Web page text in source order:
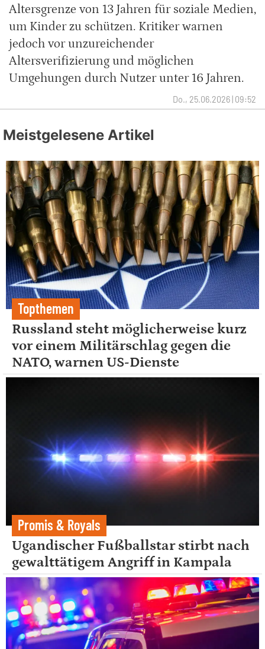
Altersgrenze von 13 Jahren für soziale Medien,
um Kinder zu schützen. Kritiker warnen
jedoch vor unzureichender
Altersverifizierung und möglichen
Umgehungen durch Nutzer unter 16 Jahren.
Do., 25.06.2026 | 09:52
Meistgelesene Artikel
Topthemen
Russland steht möglicherweise kurz
vor einem Militärschlag gegen die
NATO, warnen US-Dienste
Promis & Royals
Ugandischer Fußballstar stirbt nach
gewalttätigem Angriff in Kampala